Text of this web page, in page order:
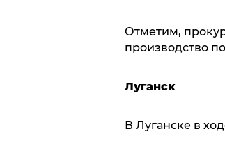
Отметим,
производство
Луганск
В Луганске в